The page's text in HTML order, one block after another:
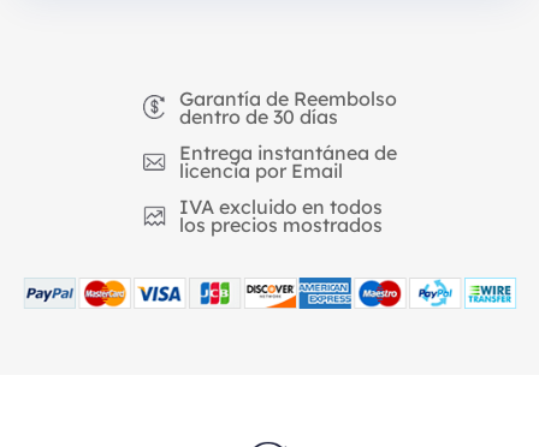
Garantía de Reembolso
dentro de 30 días
Entrega instantánea de
licencia por Email
IVA excluido en todos
los precios mostrados